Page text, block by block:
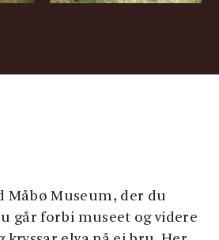
Måbø Museum, der du
går forbi museet og videre